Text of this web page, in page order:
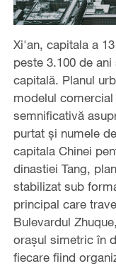
Xi'an, capitala a
peste 3.100 de
capitală. Planul
modelul
semnificativă
purtat și numele
capitala Chinei
dinastiei Tang,
stabilizat sub
principal care
Bulevardul
orașul simetric în
fiecare fiind